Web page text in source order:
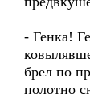
- Генка!
брел по
полотно